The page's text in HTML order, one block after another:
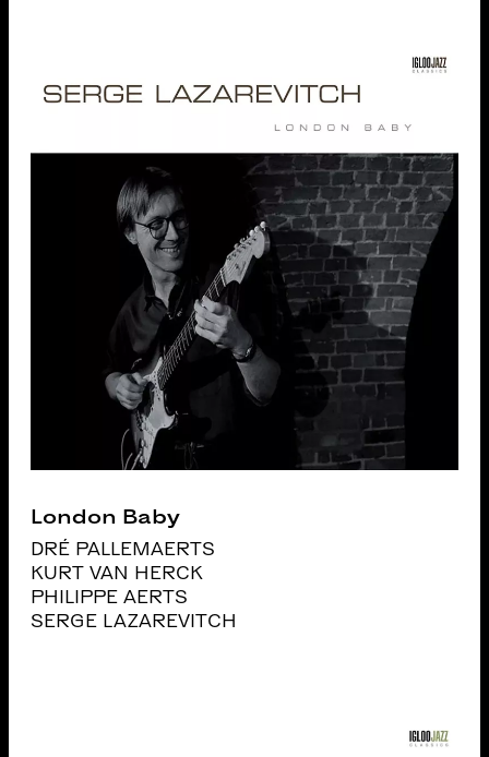
London Baby
DRÉ PALLEMAERTS
KURT VAN HERCK
PHILIPPE AERTS
SERGE LAZAREVITCH